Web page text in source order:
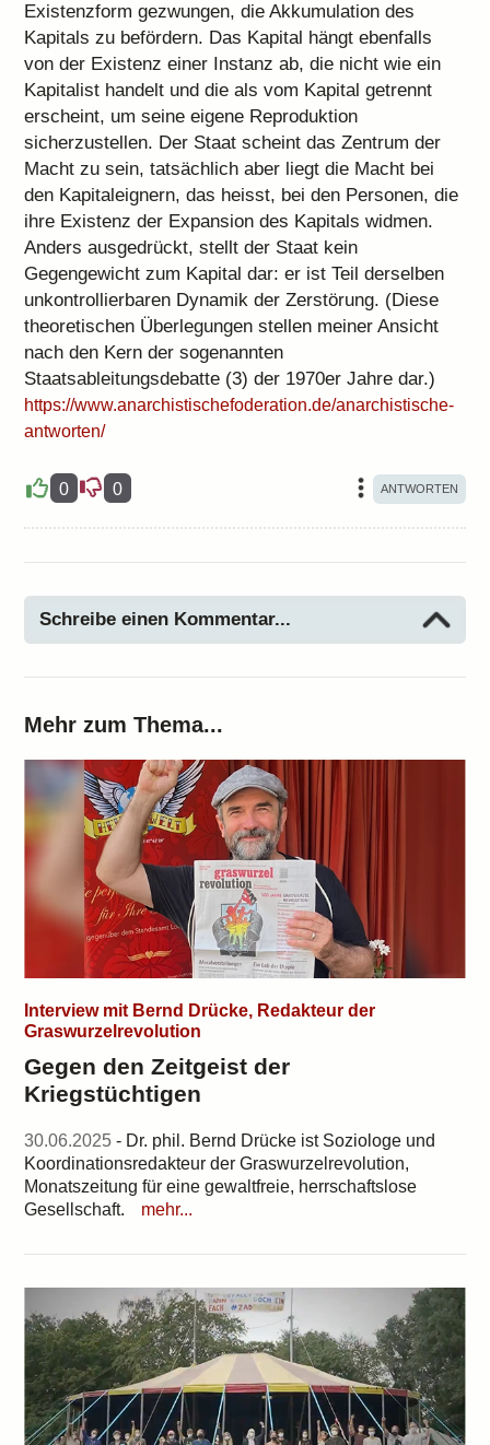
Existenzform gezwungen, die Akkumulation des
Kapitals zu befördern. Das Kapital hängt ebenfalls
von der Existenz einer Instanz ab, die nicht wie ein
Kapitalist handelt und die als vom Kapital getrennt
erscheint, um seine eigene Reproduktion
sicherzustellen. Der Staat scheint das Zentrum der
Macht zu sein, tatsächlich aber liegt die Macht bei
den Kapitaleignern, das heisst, bei den Personen, die
ihre Existenz der Expansion des Kapitals widmen.
Anders ausgedrückt, stellt der Staat kein
Gegengewicht zum Kapital dar: er ist Teil derselben
unkontrollierbaren Dynamik der Zerstörung. (Diese
theoretischen Überlegungen stellen meiner Ansicht
nach den Kern der sogenannten
Staatsableitungsdebatte (3) der 1970er Jahre dar.)
https://www.anarchistischefoderation.de/anarchistische-
antworten/
0 0
Schreibe einen Kommentar...
Mehr zum Thema...
Interview mit Bernd Drücke, Redakteur der
Graswurzelrevolution
Gegen den Zeitgeist der
Kriegstüchtigen
30.06.2025 - Dr. phil. Bernd Drücke ist Soziologe und
Koordinationsredakteur der Graswurzelrevolution,
Monatszeitung für eine gewaltfreie, herrschaftslose
Gesellschaft.
mehr...